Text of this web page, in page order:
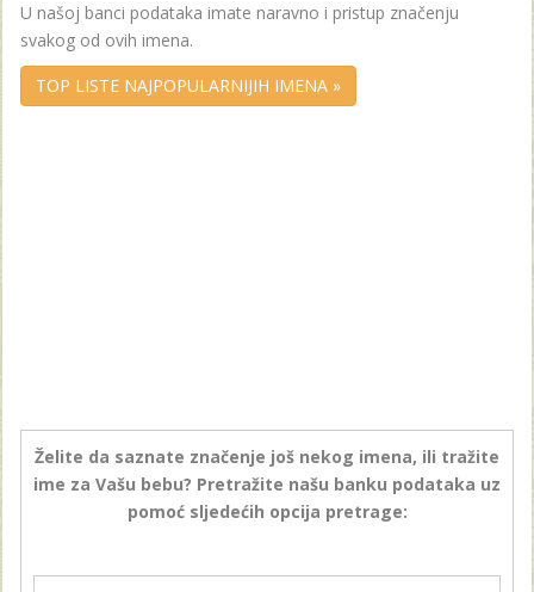
U našoj banci podataka imate naravno i pristup značenju
svakog od ovih imena.
TOP LISTE NAJPOPULARNIJIH IMENA »
Želite da saznate značenje još nekog imena, ili tražite
ime za Vašu bebu? Pretražite našu banku podataka uz
pomoć sljedećih opcija pretrage: